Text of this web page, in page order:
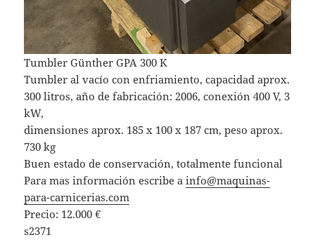
Tumbler Günther GPA 300 K
Tumbler al vacío con enfriamiento, capacidad aprox.
300 litros, año de fabricación: 2006, conexión 400 V, 3
kW,
dimensiones aprox. 185 x 100 x 187 cm, peso aprox.
730 kg
Buen estado de conservación, totalmente funcional
Para mas información escribe ainfo@maquinas-
para-carnicerias.com
Precio: 12.000 €
s2371